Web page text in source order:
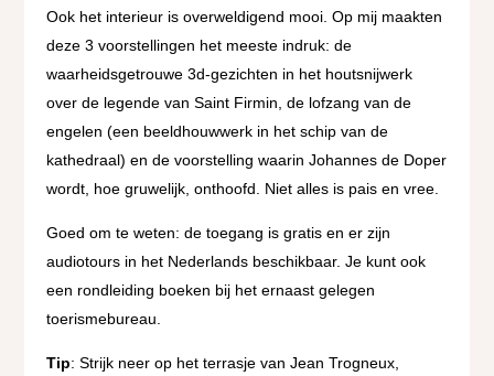
Ook het interieur is overweldigend mooi. Op mij maakten
deze 3 voorstellingen het meeste indruk: de
waarheidsgetrouwe 3d-gezichten in het houtsnijwerk
over de legende van Saint Firmin, de lofzang van de
engelen (een beeldhouwwerk in het schip van de
kathedraal) en de voorstelling waarin Johannes de Doper
wordt, hoe gruwelijk, onthoofd. Niet alles is pais en vree.
Goed om te weten: de toegang is gratis en er zijn
audiotours in het Nederlands beschikbaar. Je kunt ook
een rondleiding boeken bij het ernaast gelegen
toerismebureau.
Tip: Strijk neer op het terrasje van Jean Trogneux,